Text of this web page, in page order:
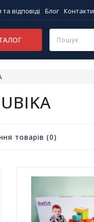
відповіді Блог Контакти
товарів (0)